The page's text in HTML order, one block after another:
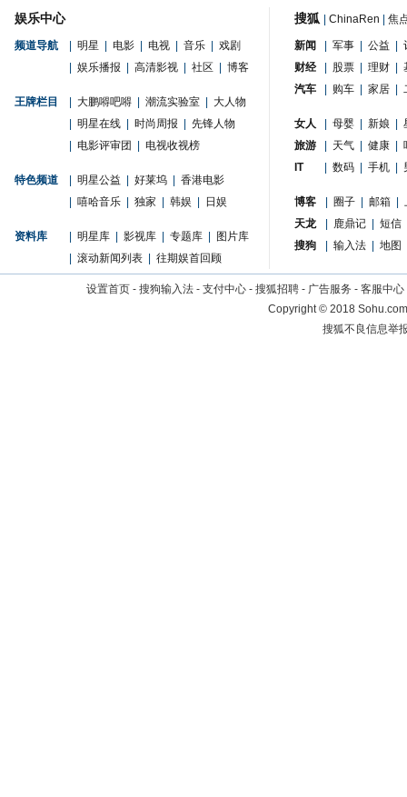
娱乐中心
频道导航 明星 电影 电视 音乐
戏剧
娱乐播报 高清影视 社区 博客
王牌栏目 大鹏嘚吧嘚 潮流实验室
大人物
明星在线 时尚周报
先锋人物
电影评审团 电视收视榜
特色频道 明星公益 好莱坞
香港电影
嘻哈音乐 独家 韩娱 日娱
资料库 明星库 影视库 专题库
图片库
滚动新闻列表 往期娱首回顾
搜狐 ChinaRen 焦
新闻 军事 公益
财经
股票 理财
汽车
购车 家居
女人 母婴 新娘
旅游
天气 健康
IT
数码 手机
博客 圈子 邮箱
天龙
鹿鼎记
短信
搜狗
输入法 地图
设置首页 - 搜狗输入法 - 支付中心 - 搜狐招聘 - 广告服务 - 客服中心
Copyright©2018
搜狐不良信息举